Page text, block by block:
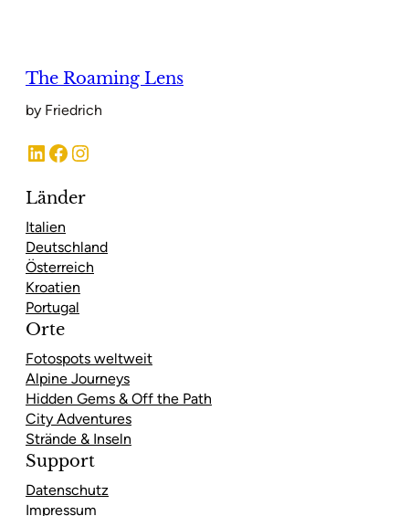
The Roaming Lens
by Friedrich
LinkedIn Facebook Instagram
Länder
Italien
Deutschland
Österreich
Kroatien
Portugal
Orte
Fotospots weltweit
Alpine Journeys
Hidden Gems & Off the Path
City Adventures
Strände & Inseln
Support
Datenschutz
Impressum